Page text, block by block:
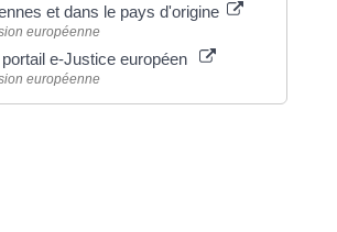
et dans le pays d'origine
européenne
e-Justice européen
européenne